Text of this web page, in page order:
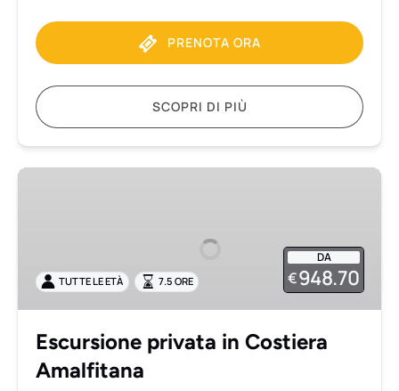
PRENOTA ORA
SCOPRI DI PIÙ
Escursione
DA
€948.70
TUTTE LE ETÀ 7.5 ORE
Escursione privata in Costiera
Amalfitana